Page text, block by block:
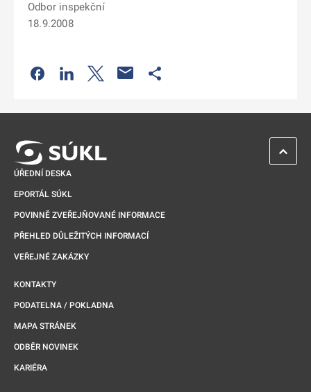
Odbor inspekční
18.9.2008
Odkaz se otevře na nové kartě
Odkaz se otevře na nové kartě
Odkaz se otevře na nové kartě
ÚŘEDNÍ DESKA
EPORTÁL SÚKL
POVINNĚ ZVEŘEJŇOVANÉ INFORMACE
PŘEHLED DŮLEŽITÝCH INFORMACÍ
VEŘEJNÉ ZAKÁZKY
KONTAKTY
PODATELNA / POKLADNA
MAPA STRÁNEK
ODBĚR NOVINEK
KARIÉRA
ZPĚT